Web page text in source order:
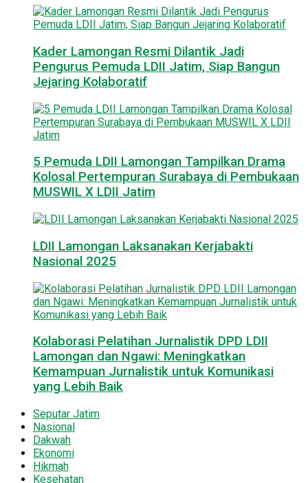
Kader Lamongan Resmi Dilantik Jadi
Pengurus Pemuda LDII Jatim, Siap Bangun
Jejaring Kolaboratif
5 Pemuda LDII Lamongan Tampilkan Drama
Kolosal Pertempuran Surabaya di Pembukaan
MUSWIL X LDII Jatim
LDII Lamongan Laksanakan Kerjabakti
Nasional 2025
Kolaborasi Pelatihan Jurnalistik DPD LDII
Lamongan dan Ngawi: Meningkatkan
Kemampuan Jurnalistik untuk Komunikasi
yang Lebih Baik
Seputar Jatim
Nasional
Dakwah
Ekonomi
Hikmah
Kesehatan